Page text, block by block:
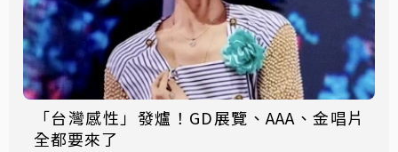
「台灣感性」發爐！GD展覽、AAA、金唱片
全都要來了